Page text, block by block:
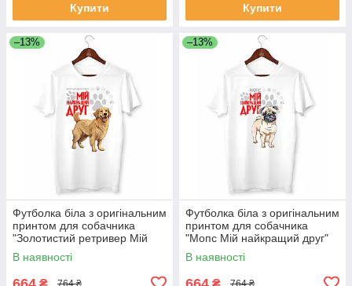
Купити Купити
–13%
Футболка біла з оригінальним
принтом для собачника
"Золотистий ретривер Мій
найкращий друг" Push IT
В наявності
–13%
Футболка біла з оригінальним
принтом для собачника
"Мопс Мій найкращий друг"
Push IT
В наявності